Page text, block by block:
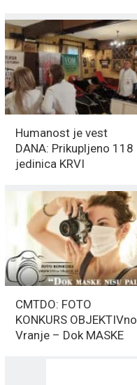
Humanost je vest
DANA: Prikupljeno 118
jedinica KRVI
CMTDO: FOTO
KONKURS OBJEKTIVno
Vranje – Dok MASKE